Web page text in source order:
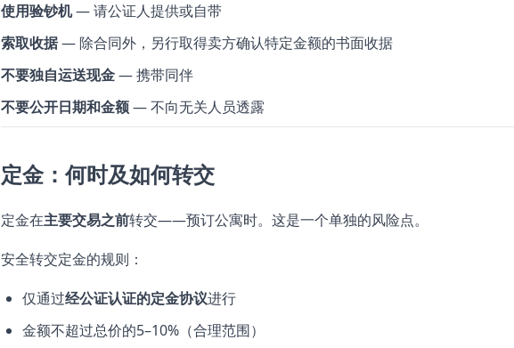
使用验钞机— 请公证人提供或自带
索取收据— 除合同外，另行取得卖方确认特定金额的书面收据
不要独自运送现金— 携带同伴
不要公开日期和金额— 不向无关人员透露
定金：何时及如何转交
定金在主要交易之前转交——预订公寓时。这是一个单独的风险点。
安全转交定金的规则：
仅通过经公证认证的定金协议进行
金额不超过总价的5–10%（合理范围）